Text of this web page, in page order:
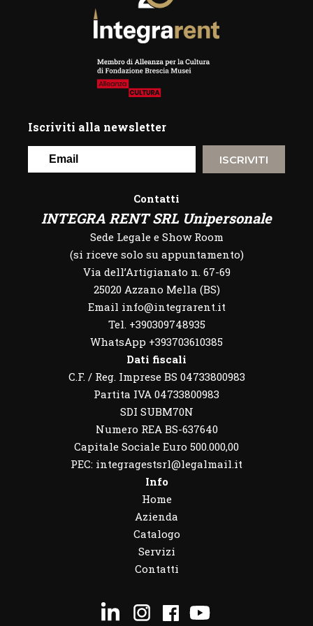
Iscriviti alla newsletter
ISCRIVITI
Contatti
INTEGRA RENT SRL Unipersonale
Sede Legale e Show Room
(si riceve solo su appuntamento)
Via dell’Artigianato n. 67-69
25020 Azzano Mella (BS)
Email info@integrarent.it
Tel. +390309748935
WhatsApp +393703610385
Dati fiscali
C.F. / Reg. Imprese BS 04733800983
Partita IVA 04733800983
SDI SUBM70N
Numero REA BS-637640
Capitale Sociale Euro 500.000,00
PEC: integragestsrl@legalmail.it
Info
Home
Azienda
Catalogo
Servizi
Contatti